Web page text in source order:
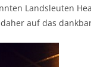
Landsleuten
auf das